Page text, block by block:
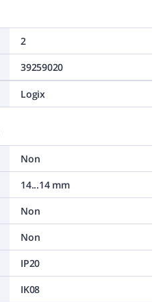
2
39259020
Logix
Non
14...14 mm
Non
Non
IP20
IK08